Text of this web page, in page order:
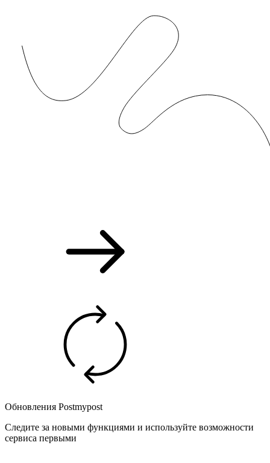
Обновления Postmypost
Следите за новыми функциями и используйте возможности
сервиса первыми